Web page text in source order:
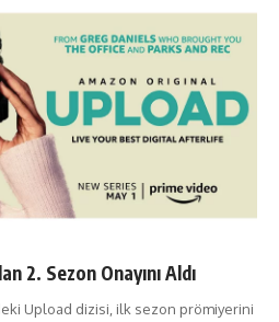
2. Sezon Onayını Aldı
Upload dizisi, ilk sezon prömiyerini